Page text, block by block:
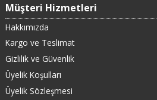
Müşteri Hizmetleri
Hakkımızda
Kargo ve Teslimat
Gizlilik ve Güvenlik
Üyelik Koşulları
Üyelik Sözleşmesi